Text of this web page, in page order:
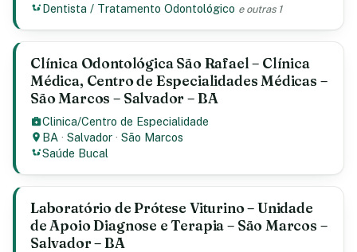
Dentista / Tratamento Odontológico e outras 1
Clínica Odontológica São Rafael – Clínica
Médica, Centro de Especialidades Médicas –
São Marcos – Salvador – BA
Clinica/Centro de Especialidade
BA ·Salvador ·São Marcos
Saúde Bucal
Laboratório de Prótese Viturino – Unidade
de Apoio Diagnose e Terapia – São Marcos –
Salvador – BA